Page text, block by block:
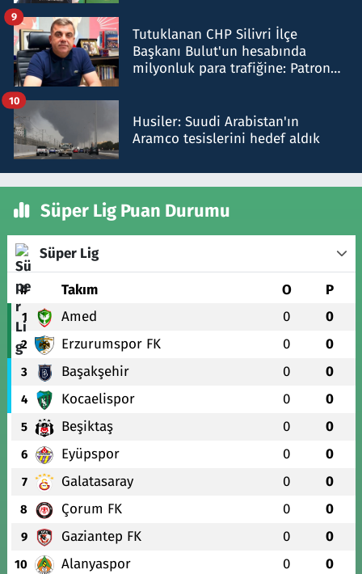
Tutuklanan CHP Silivri İlçe
Başkanı Bulut'un hesabında
milyonluk para trafiğine: Patron
9
Husiler: Suudi Arabistan'ın
Aramco tesislerini hedef aldık
10
Süper Lig Puan Durumu
Süper Lig
# Takım O P
1 Amed 0 0
2 Erzurumspor FK 0 0
3 Başakşehir 0 0
4 Kocaelispor 0 0
5 Beşiktaş 0 0
6 Eyüpspor 0 0
7 Galatasaray 0 0
8 Çorum FK 0 0
9 Gaziantep FK 0 0
10 Alanyaspor 0 0